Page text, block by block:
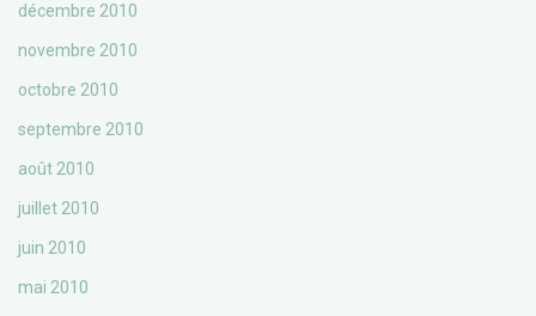
décembre 2010
novembre 2010
octobre 2010
septembre 2010
août 2010
juillet 2010
juin 2010
mai 2010